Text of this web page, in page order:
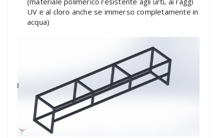
UV e al cloro anche se immerso completamente in
acqua)